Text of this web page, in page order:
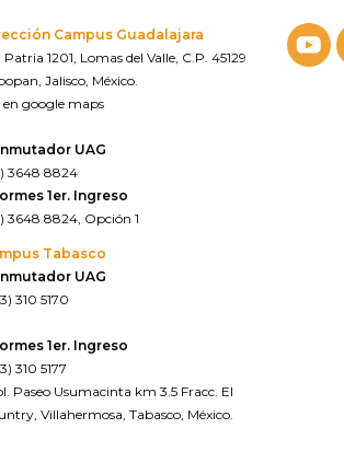
Campus Guadalajara
Patria 1201, Lomas del Valle, C.P. 45129
Jalisco, México.
en google maps
UAG
3648 8824
1er. Ingreso
3648 8824, Opción 1
Tabasco
UAG
310 5170
1er. Ingreso
310 5177
Paseo Usumacinta km 3.5 Fracc. El
Villahermosa, Tabasco, México.